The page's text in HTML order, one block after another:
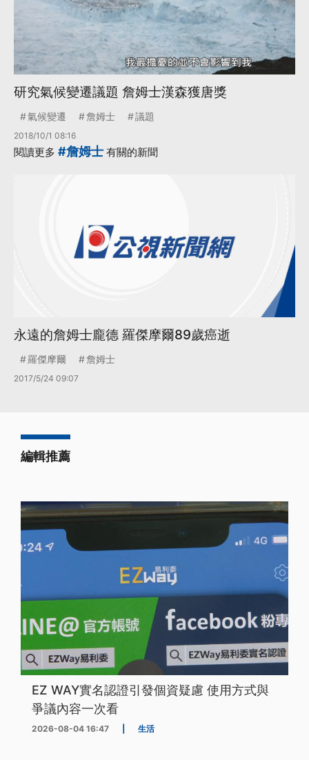
研究氣候變遷議題 詹姆士漢森獲唐獎
氣候變遷 詹姆士 議題
2018/10/1 08:16
閱讀更多 #詹姆士 有關的新聞
永遠的詹姆士龐德 羅傑摩爾89歲癌逝
羅傑摩爾 詹姆士
2017/5/24 09:07
編輯推薦
EZ WAY實名認證引發個資疑慮 使用方式與
爭議內容一次看
2026-08-04 16:47 生活